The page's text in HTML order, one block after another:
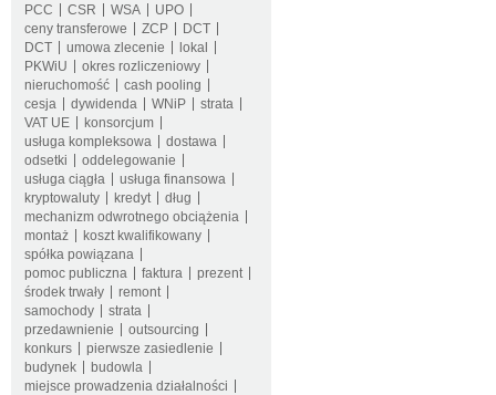
PCC
CSR WSA
UPO
ceny transferowe
ZCP
DCT
DCT
umowa zlecenie
lokal
PKWiU
okres rozliczeniowy
nieruchomość
cash pooling
cesja
dywidenda WNiP
strata
VAT UE
konsorcjum
usługa kompleksowa
dostawa
odsetki
oddelegowanie
usługa ciągła
usługa finansowa
kryptowaluty
kredyt
dług
mechanizm odwrotnego obciążenia
montaż
koszt kwalifikowany
spółka powiązana
pomoc publiczna
faktura
prezent
środek trwały
remont
samochody
strata
przedawnienie
outsourcing
konkurs
pierwsze zasiedlenie
budynek
budowla
miejsce prowadzenia działalności